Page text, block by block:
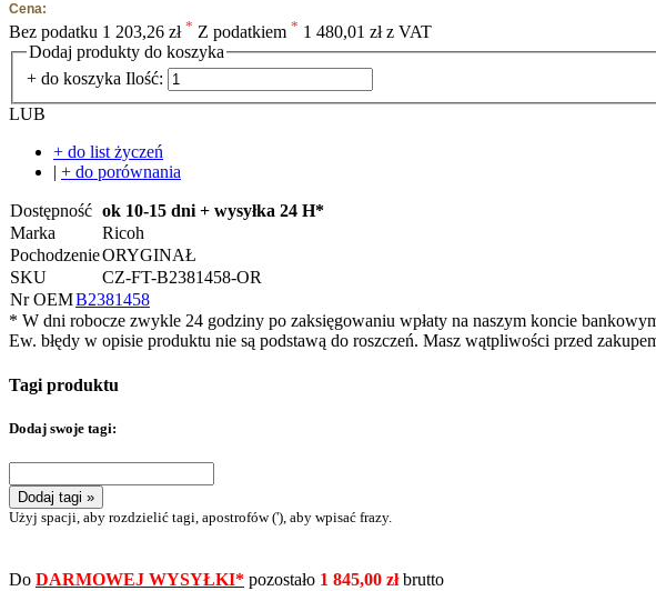
Cena:
Bez podatku 1 203,26 zł * Z podatkiem * 1 480,01 zł z VAT
Dodaj produkty do koszyka
+ do koszyka Ilość:
LUB
+ do list życzeń
| + do porównania
Dostępność ok 10-15 dni + wysyłka 24 H*
Marka
Ricoh
PochodzenieORYGINAŁ
SKU
CZ-FT-B2381458-OR
Nr OEMB2381458
* W dni robocze zwykle 24 godziny po zaksięgowaniu wpłaty na naszym koncie
Ew. błędy w opisie produktu nie są podstawą do roszczeń. Masz wątpliwości przed
Tagi produktu
Dodaj swoje tagi:
Dodaj tagi »
Użyj spacji, aby rozdzielić tagi, apostrofów ('), aby wpisać frazy.
Do DARMOWEJ WYSYŁKI* pozostało 1 845,00 złbrutto